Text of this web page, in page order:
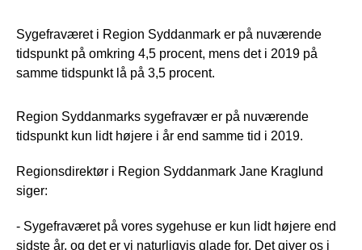
Sygefraværet i Region Syddanmark er på nuværende
tidspunkt på omkring 4,5 procent, mens det i 2019 på
samme tidspunkt lå på 3,5 procent.
Region Syddanmarks sygefravær er på nuværende
tidspunkt kun lidt højere i år end samme tid i 2019.
Regionsdirektør i Region Syddanmark Jane Kraglund
siger:
- Sygefraværet på vores sygehuse er kun lidt højere end
sidste år, og det er vi naturligvis glade for. Det giver os i